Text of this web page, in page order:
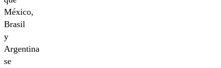
México,
Brasil
y
Argentina
se